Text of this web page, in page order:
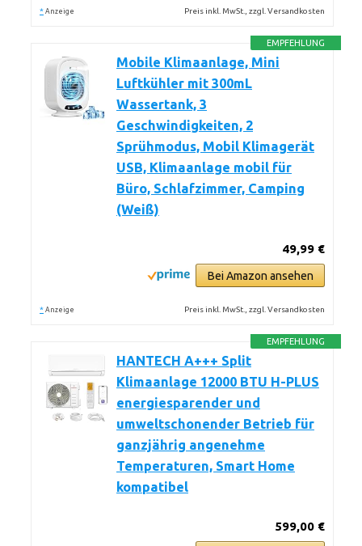
* Anzeige Preis inkl. MwSt., zzgl. Versandkosten
EMPFEHLUNG
Mobile Klimaanlage, Mini
Luftkühler mit 300mL
Wassertank, 3
Geschwindigkeiten, 2
Sprühmodus, Mobil Klimagerät
USB, Klimaanlage mobil für
Büro, Schlafzimmer, Camping
(Weiß)
49,99 €
Bei Amazon ansehen
* Anzeige Preis inkl. MwSt., zzgl. Versandkosten
EMPFEHLUNG
HANTECH A+++ Split
Klimaanlage 12000 BTU H-PLUS
energiesparender und
umweltschonender Betrieb für
ganzjährig angenehme
Temperaturen, Smart Home
kompatibel
599,00 €